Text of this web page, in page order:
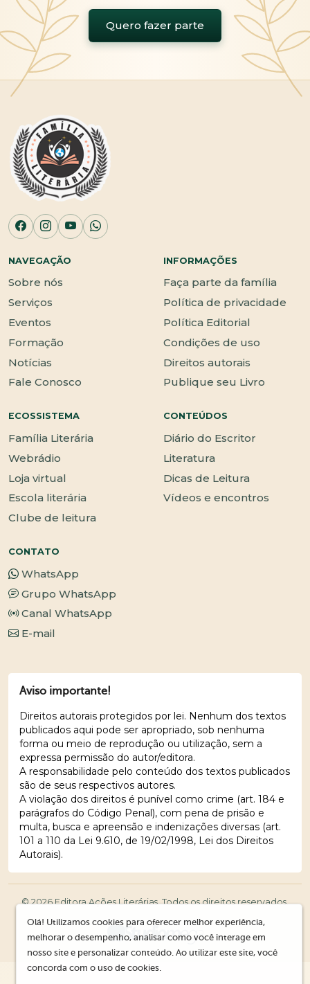
Quero fazer parte
NAVEGAÇÃO
Sobre nós
Serviços
Eventos
Formação
Notícias
Fale Conosco
INFORMAÇÕES
Faça parte da família
Política de privacidade
Política Editorial
Condições de uso
Direitos autorais
Publique seu Livro
ECOSSISTEMA
Família Literária
Webrádio
Loja virtual
Escola literária
Clube de leitura
CONTEÚDOS
Diário do Escritor
Literatura
Dicas de Leitura
Vídeos e encontros
CONTATO
WhatsApp
Grupo WhatsApp
Canal WhatsApp
E-mail
Aviso importante!
Direitos autorais protegidos por lei. Nenhum dos textos
publicados aqui pode ser apropriado, sob nenhuma
forma ou meio de reprodução ou utilização, sem a
expressa permissão do autor/editora.
A responsabilidade pelo conteúdo dos textos publicados
são de seus respectivos autores.
A violação dos direitos é punível como crime (art. 184 e
parágrafos do Código Penal), com pena de prisão e
multa, busca e apreensão e indenizações diversas (art.
101 a 110 da Lei 9.610, de 19/02/1998, Lei dos Direitos
Autorais).
© 2026 Editora Ações Literárias. Todos os direitos reservados.
Olá! Utilizamos cookies para oferecer melhor experiência,
melhorar o desempenho, analisar como você interage em
nosso site e personalizar conteúdo. Ao utilizar este site, você
concorda com o uso de cookies.